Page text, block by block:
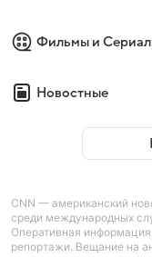
Фильмы и
Новостные
CNN — американский
среди международных
Оперативная
репортажи. Вещание на